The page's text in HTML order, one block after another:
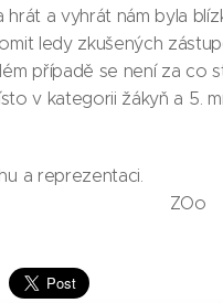
hrát a vyhrát nám byla
ledy zkušených
případě se není za co
v kategorii žákyň a 5.
snahu a